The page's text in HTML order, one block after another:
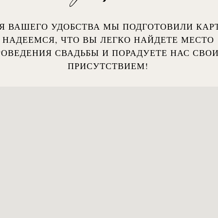
ВАШЕГО УДОБСТВА МЫ ПОДГОТОВИЛИ
НАДЕЕМСЯ, ЧТО ВЫ ЛЕГКО НАЙДЕТЕ МЕСТО
СВАДЬБЫ И ПОРАДУЕТЕ НАС
ПРИСУТСТВИЕМ!